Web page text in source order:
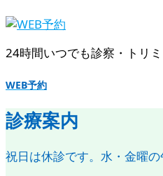
24時間いつでも診察・トリ
WEB予約
診療案内
祝日は休診です。水・金曜